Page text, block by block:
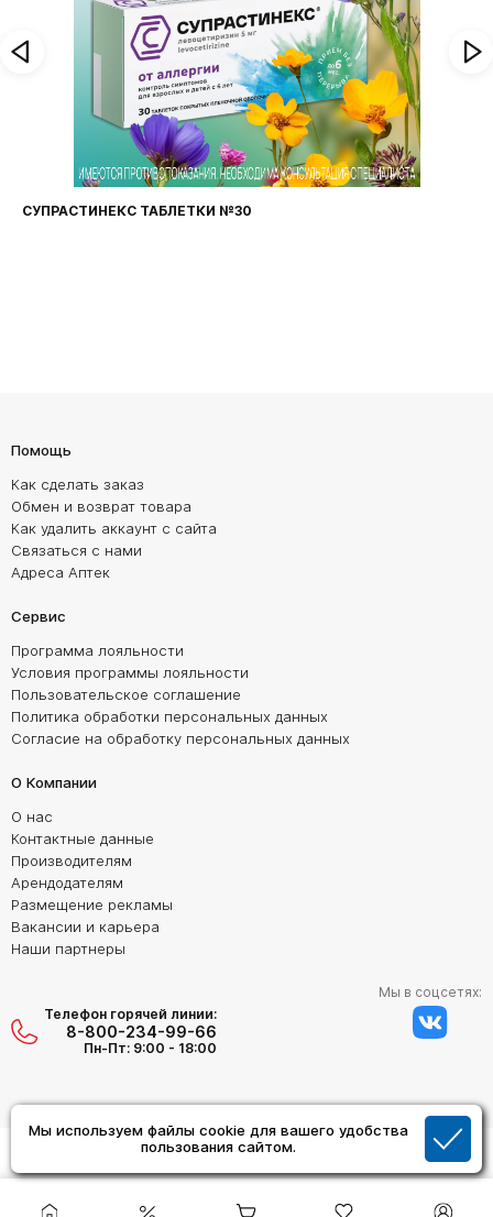
Мы используем файлы cookie для вашего удобства
пользования сайтом.
СУПРАСТИНЕКС ТАБЛЕТКИ №30
Помощь
Как сделать заказ
Обмен и возврат товара
Как удалить аккаунт с сайта
Связаться с нами
Адреса Аптек
Сервис
Программа лояльности
Условия программы лояльности
Пользовательское соглашение
Политика обработки персональных данных
Согласие на обработку персональных данных
О Компании
О нас
Контактные данные
Производителям
Арендодателям
Размещение рекламы
Вакансии и карьера
Наши партнеры
Телефон горячей линии:
8-800-234-99-66
Пн-Пт: 9:00 - 18:00
Мы в соцсетях: